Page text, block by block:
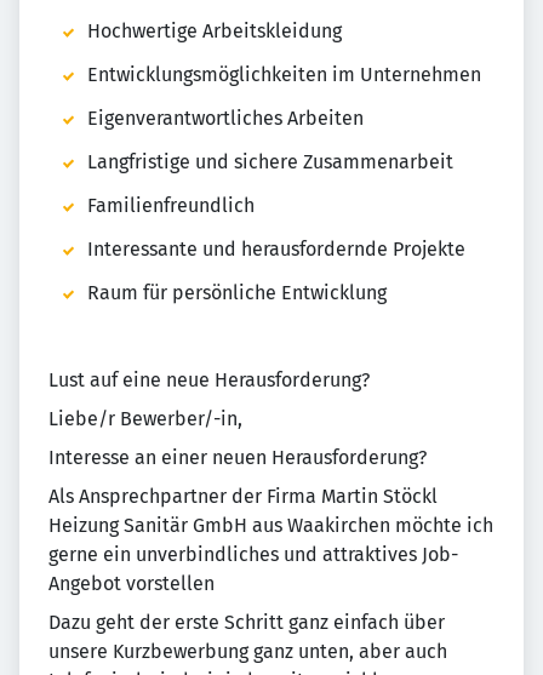
Hochwertige Arbeitskleidung
Entwicklungsmöglichkeiten im Unternehmen
Eigenverantwortliches Arbeiten
Langfristige und sichere Zusammenarbeit
Familienfreundlich
Interessante und herausfordernde Projekte
Raum für persönliche Entwicklung
Lust auf eine neue Herausforderung?
Liebe/r Bewerber/-in,
Interesse an einer neuen Herausforderung?
Als Ansprechpartner der Firma Martin Stöckl
Heizung Sanitär GmbH aus Waakirchen möchte ich
gerne ein unverbindliches und attraktives Job-
Angebot vorstellen
Dazu geht der erste Schritt ganz einfach über
unsere Kurzbewerbung ganz unten, aber auch